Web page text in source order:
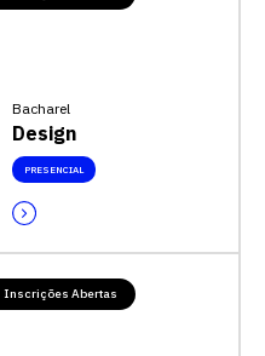
Bacharel
Design
PRESENCIAL
Inscrições Abertas